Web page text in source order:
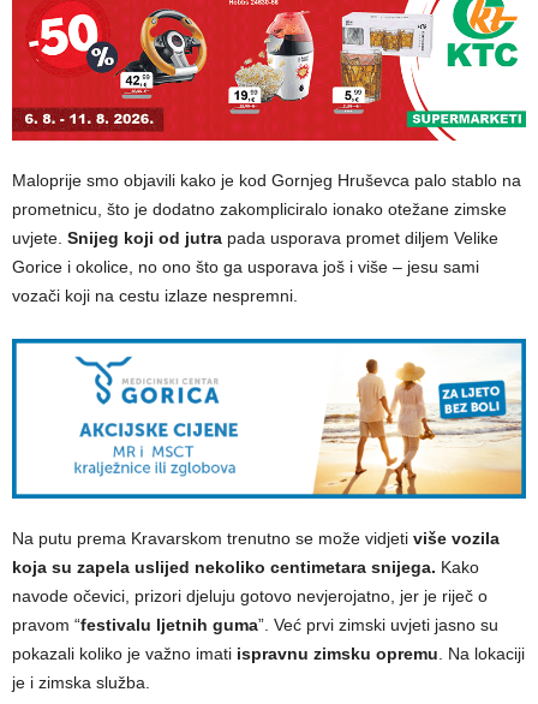
Maloprije smo objavili kako je kod Gornjeg Hruševca palo stablo na
prometnicu, što je dodatno zakompliciralo ionako otežane zimske
uvjete. Snijeg koji od jutra pada usporava promet diljem Velike
Gorice i okolice, no ono što ga usporava još i više – jesu sami
vozači koji na cestu izlaze nespremni.
Na putu prema Kravarskom trenutno se može vidjeti više vozila
koja su zapela uslijed nekoliko centimetara snijega. Kako
navode očevici, prizori djeluju gotovo nevjerojatno, jer je riječ o
pravom “festivalu ljetnih guma”. Već prvi zimski uvjeti jasno su
pokazali koliko je važno imati ispravnu zimsku opremu. Na lokaciji
je i zimska služba.